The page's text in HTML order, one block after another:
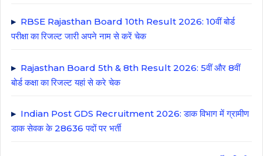
RBSE Rajasthan Board 10th Result 2026: 10वीं बोर्ड
परीक्षा का रिजल्ट जारी अपने नाम से करें चेक
Rajasthan Board 5th & 8th Result 2026: 5वीं और 8वीं
बोर्ड कक्षा का रिजल्ट यहां से करे चेक
Indian Post GDS Recruitment 2026: डाक विभाग में ग्रामीण
डाक सेवक के 28636 पदों पर भर्ती